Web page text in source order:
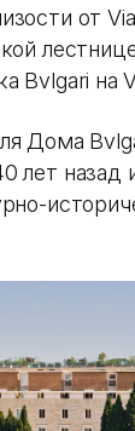
от
Bvlgari на
Дома
лет назад